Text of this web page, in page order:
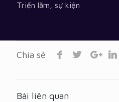
Triển lãm, sự kiện
Chia sẻ
Bài liên quan